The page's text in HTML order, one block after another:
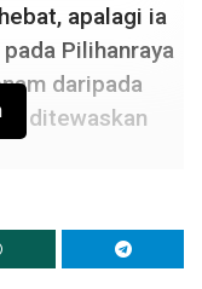
apalagi ia
Pilihanraya
daripada
ditewaskan
Parti
(PBB) 15, Parti